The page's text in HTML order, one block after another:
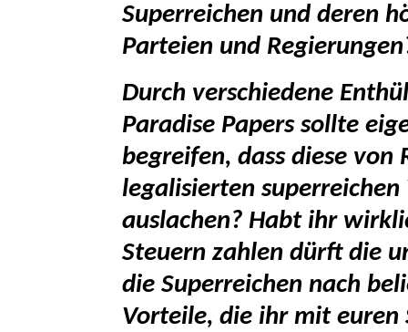
Superreichen und deren
Parteien und
Durch verschiedene
Paradise Papers sollte
begreifen, dass diese von
legalisierten
auslachen? Habt ihr
Steuern zahlen dürft die
die Superreichen nach
Vorteile, die ihr mit euren